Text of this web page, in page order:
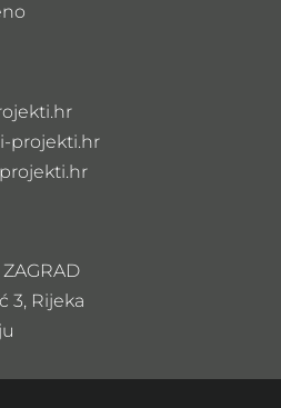
projekti.hr
3, Rijeka